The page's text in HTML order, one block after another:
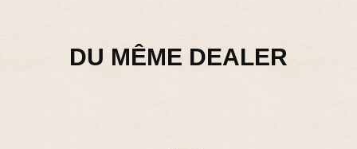
DU MÊME DEALER